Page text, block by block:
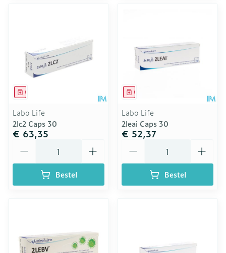
Geneesmiddel
Labo Life
2lc2 Caps 30
€ 63,35
Bestel
Geneesmiddel
Labo Life
2leai Caps 30
€ 52,37
Bestel